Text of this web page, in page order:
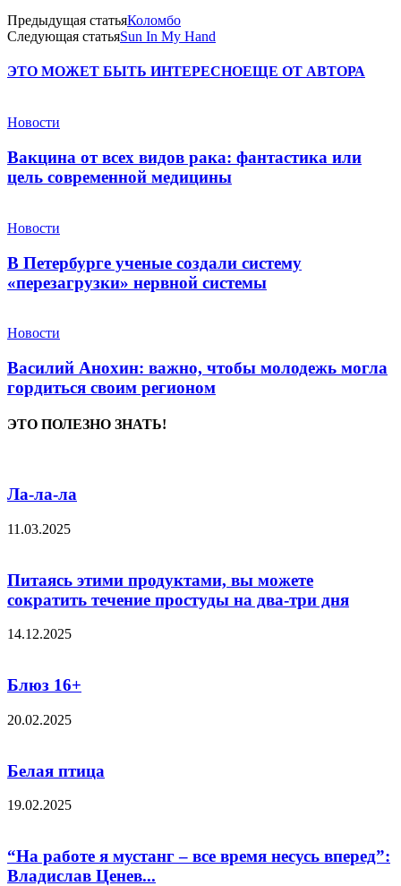
Предыдущая статьяКоломбо
Следующая статьяSun In My Hand
ЭТО МОЖЕТ БЫТЬ ИНТЕРЕСНОЕЩЕ ОТ АВТОРА
Новости
Вакцина от всех видов рака: фантастика или
цель современной медицины
Новости
В Петербурге ученые создали систему
«перезагрузки» нервной системы
Новости
Василий Анохин: важно, чтобы молодежь могла
гордиться своим регионом
ЭТО ПОЛЕЗНО ЗНАТЬ!
Ла-ла-ла
11.03.2025
Питаясь этими продуктами, вы можете
сократить течение простуды на два-три дня
14.12.2025
Блюз 16+
20.02.2025
Белая птица
19.02.2025
“На работе я мустанг – все время несусь вперед”:
Владислав Ценев...